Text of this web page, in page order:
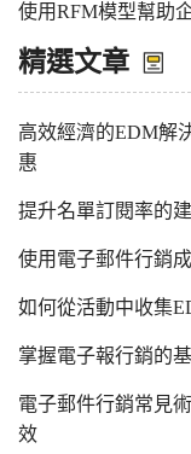
使用RFM模型幫助
精選文章
高效經濟的EDM解
惠
提升名單訂閱率的
使用電子郵件行銷
如何從活動中收集
掌握電子報行銷的
電子郵件行銷常見
效